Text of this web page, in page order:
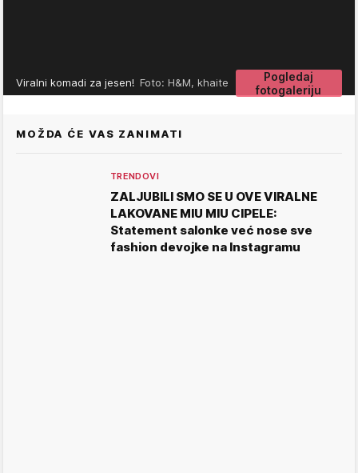
Pogledaj
fotogaleriju
Viralni komadi za jesen! Foto: H&M, khaite
MOŽDA ĆE VAS ZANIMATI
TRENDOVI
ZALJUBILI SMO SE U OVE VIRALNE
LAKOVANE MIU MIU CIPELE:
Statement salonke već nose sve
fashion devojke na Instagramu